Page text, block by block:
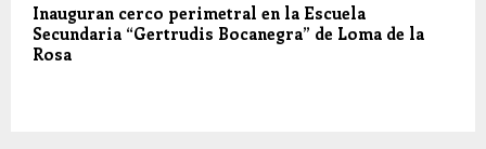
Inauguran cerco perimetral en la Escuela
Secundaria “Gertrudis Bocanegra” de Loma de la
Rosa